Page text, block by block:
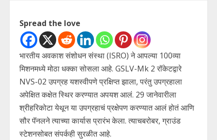
Spread the love
भारतीय अवकाश संशोधन संस्था (ISRO) ने आपल्या 100व्या
मिशनमध्ये मोठा धक्का सोसला आहे. GSLV-Mk 2 रॉकेटद्वारे
NVS-02 उपग्रह यशस्वीपणे प्रक्षिप्त झाला, परंतु उपग्रहाला
अपेक्षित कक्षेत स्थिर करण्यात अपयश आलं. 29 जानेवारीला
श्रीहरिकोटा येथून या उपग्रहाचं प्रक्षेपण करण्यात आलं होतं आणि
सौर पॅनलने त्याच्या कार्यास प्रारंभ केला. त्याचबरोबर, ग्राउंड
स्टेशनसोबत संपर्कही सुरळीत आहे.